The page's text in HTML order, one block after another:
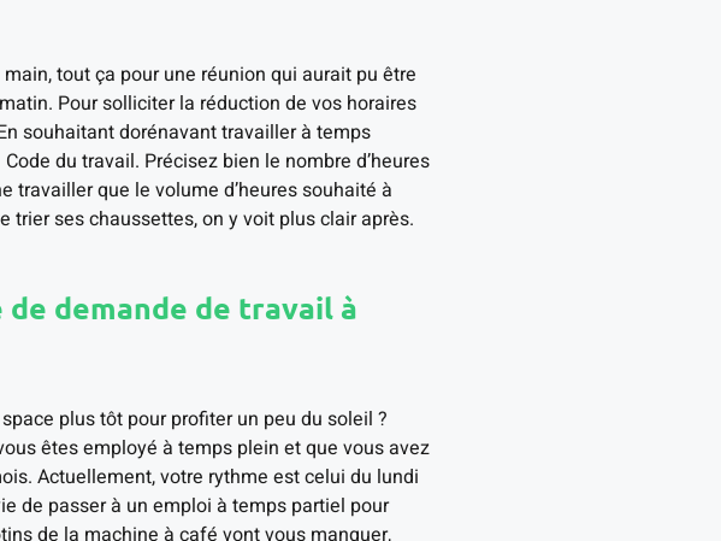
tout ça pour une réunion qui aurait pu être
Pour solliciter la réduction de vos horaires
souhaitant dorénavant travailler à temps
du travail. Précisez bien le nombre d’heures
travailler que le volume d’heures souhaité à
trier ses chaussettes, on y voit plus clair après.
demande de travail à
plus tôt pour profiter un peu du soleil ?
êtes employé à temps plein et que vous avez
Actuellement, votre rythme est celui du lundi
de passer à un emploi à temps partiel pour